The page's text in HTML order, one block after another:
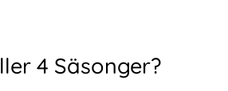
4 Säsonger?